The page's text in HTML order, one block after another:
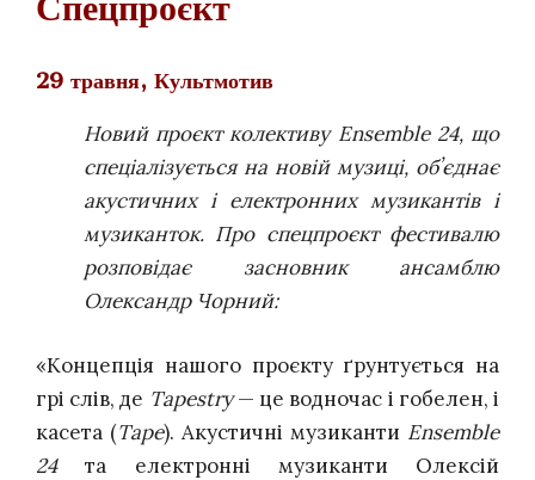
29 травня, Культмотив
Новий проєкт колективу Ensemble 24, що
спеціалізується на новій музиці, обʼєднає
акустичних і електронних музикантів і
музиканток. Про спецпроєкт фестивалю
розповідає засновник ансамблю
Олександр Чорний:
«Концепція нашого проєкту ґрунтується на
грі слів, де Tapestry— це водночас і гобелен, і
касета (Tape). Акустичні музиканти Ensemble
24та електронні музиканти Олексій